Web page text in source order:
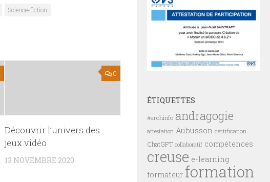
Science-fiction
0
Découvrir l’univers des
jeux vidéo
13 NOVEMBRE 2020
ÉTIQUETTES
#archinfo andragogie
attestation Aubusson certification
ChatGPT collaboratif compétences
creuse e-learning
formateur formation